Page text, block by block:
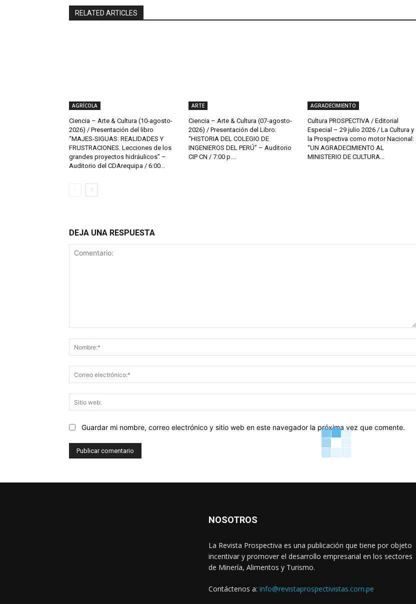
RELATED ARTICLES
AGRÍCOLA
Ciencia – Arte & Cultura (10-agosto-
2026) / Presentación del libro
“MAJES-SIGUAS: REALIDADES Y
FRUSTRACIONES. Lecciones de los
grandes proyectos hidráulicos” –
Auditorio del CDArequipa / 6:00...
ARTE
Ciencia – Arte & Cultura (07-agosto-
2026) / Presentación del Libro:
“HISTORIA DEL COLEGIO DE
INGENIEROS DEL PERÚ” – Auditorio
CIP CN / 7:00 p....
AGRADECIMIENTO
Cultura PROSPECTIVA / Editorial
Especial – 29 julio 2026 / La Cultura y
la Prospectiva como motor Nacional:
“UN AGRADECIMIENTO AL
MINISTERIO DE CULTURA...
DEJA UNA RESPUESTA
Guardar mi nombre, correo electrónico y sitio web en este navegador la próxima vez que comente.
NOSOTROS
La Revista Prospectiva es una publicación que tiene por objeto
incentivar y promover el desarrollo empresarial en los sectores
de Minería, Alimentos y Turismo.
Contáctenos a: info@revistaprospectivistas.com.pe